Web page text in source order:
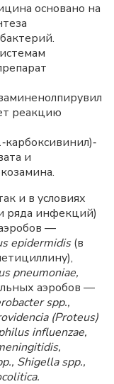
основано на
реакцию
и
и в условиях
ряда инфекций)
—
epidermidis(в
pneumoniae,
аэробов —
spp.,
(Proteus)
influenzae,
Shigella spp.,